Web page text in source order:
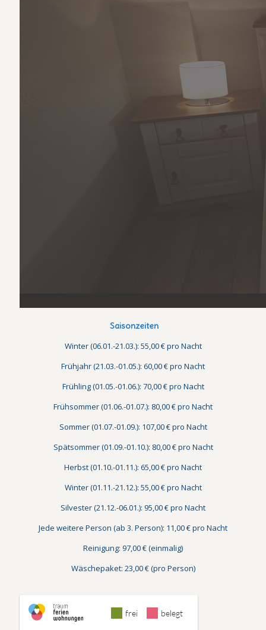
Saisonzeiten
Winter (06.01.-21.03.): 55,00 € pro Nacht
Frühjahr (21.03.-01.05.): 60,00 € pro Nacht
Frühling (01.05.-01.06.): 70,00 € pro Nacht
Frühsommer (01.06.-01.07.): 80,00 € pro Nacht
Sommer (01.07.-01.09.): 107,00 € pro Nacht
Spätsommer (01.09.-01.10.): 80,00 € pro Nacht
Herbst (01.10.-01.11.): 65,00 € pro Nacht
Winter (01.11.-21.12.): 55,00 € pro Nacht
Silvester (21.12.-06.01.): 95,00 € pro Nacht
Jede weitere Person (ab 3. Person): 11,00 € pro Nacht
Reinigung: 97,00 € (einmalig)
Wäschepaket: 23,00 € (pro Person)
frei belegt